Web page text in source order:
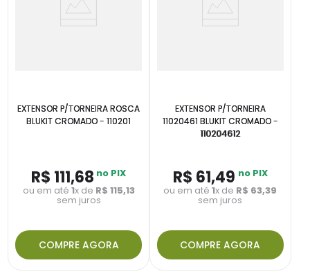
EXTENSOR P/TORNEIRA ROSCA
BLUKIT CROMADO - 110201
R$ 111,68 no PIX
ou em até 1x de R$ 115,13
sem juros
COMPRE AGORA
EXTENSOR P/TORNEIRA
11020461 BLUKIT CROMADO -
110204612
R$ 61,49 no PIX
ou em até1x de R$ 63,39
sem juros
COMPRE AGORA